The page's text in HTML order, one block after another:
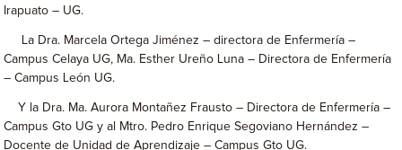
Irapuato – UG.
La Dra. Marcela Ortega Jiménez – directora de Enfermería –
Campus Celaya UG, Ma. Esther Ureño Luna – Directora de Enfermería
– Campus León UG.
Y la Dra. Ma. Aurora Montañez Frausto – Directora de Enfermería –
Campus Gto UG y al Mtro. Pedro Enrique Segoviano Hernández –
Docente de Unidad de Aprendizaje – Campus Gto UG.